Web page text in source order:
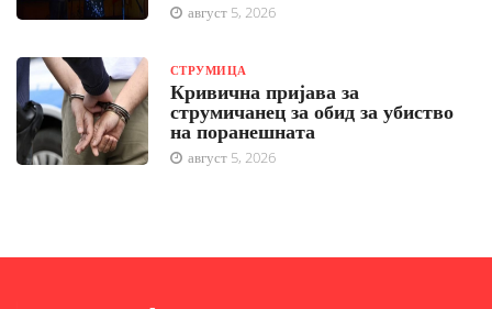
август 5, 2026
СТРУМИЦА
Кривична пријава за
струмичанец за обид за убиство
на поранешната
август 5, 2026